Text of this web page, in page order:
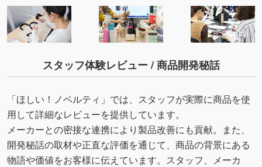
スタッフ体験レビュー / 商品開発秘話
「ほしい！ノベルティ」では、スタッフが実際に商品を使
用して詳細なレビューを提供しています。
メーカーとの密接な連携により製品改善にも貢献。また、
開発秘話の取材や正直な評価を通じて、商品の背景にある
物語や価値をお客様に伝えています。スタッフ、メーカ